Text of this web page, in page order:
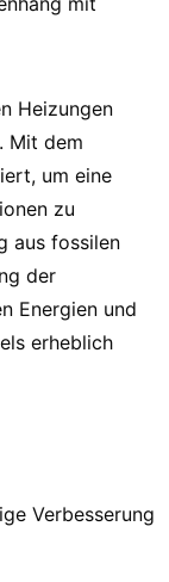
Heizungen
Mit dem
um eine
zu
aus fossilen
der
Energien und
erheblich
Verbesserung